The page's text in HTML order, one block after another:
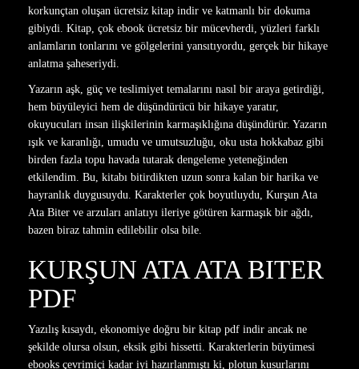
korkunçtan oluşan ücretsiz kitap indir ve katmanlı bir dokuma
gibiydi. Kitap, çok ebook ücretsiz bir mücevherdi, yüzleri farklı
anlamların tonlarını ve gölgelerini yansıtıyordu, gerçek bir hikaye
anlatma şaheseriydi.
Yazarın aşk, güç ve teslimiyet temalarını nasıl bir araya getirdiği,
hem büyüleyici hem de düşündürücü bir hikaye yaratır,
okuyucuları insan ilişkilerinin karmaşıklığına düşündürür. Yazarın
ışık ve karanlığı, umudu ve umutsuzluğu, oku usta hokkabaz gibi
birden fazla topu havada tutarak dengeleme yeteneğinden
etkilendim. Bu, kitabı bitirdikten uzun sonra kalan bir harika ve
hayranlık duygusuydu. Karakterler çok boyutluydu, Kurşun Ata
Ata Biter ve arzuları anlatıyı ileriye götüren karmaşık bir ağdı,
bazen biraz tahmin edilebilir olsa bile.
KURŞUN ATA ATA BITER
PDF
Yazılış kısaydı, ekonomiye doğru bir kitap pdf indir ancak ne
şekilde olursa olsun, eksik gibi hissetti. Karakterlerin büyümesi
ebooks çevrimiçi kadar iyi hazırlanmıştı ki, plotun kusurlarını